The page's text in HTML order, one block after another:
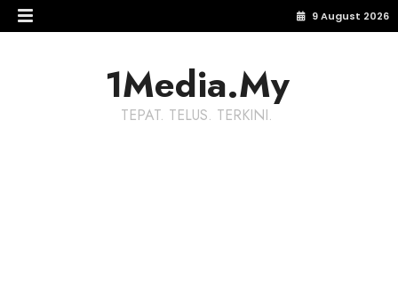
9 August 2026
1Media.My
TEPAT. TELUS. TERKINI.